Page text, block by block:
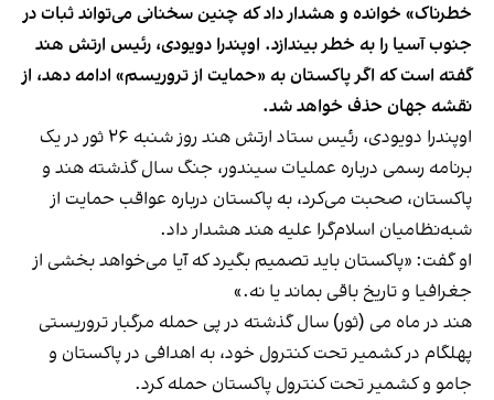
خطرناک» خوانده و هشدار داد که چنین سخنانی می‌تواند ثبات در
جنوب آسیا را به خطر بیندازد. اوپندرا دویودی، رئیس ارتش هند
گفته است که اگر پاکستان به «حمایت از تروریسم» ادامه دهد، از
نقشه جهان حذف خواهد شد.
اوپندرا دویودی، رئیس ستاد ارتش هند روز شنبه ۲۶ ثور در یک
برنامه رسمی درباره عملیات سیندور، جنگ سال گذشته هند و
پاکستان، صحبت می‌کرد، به پاکستان درباره عواقب حمایت از
شبه‌نظامیان اسلام‌گرا علیه هند هشدار داد.
او گفت: «پاکستان باید تصمیم بگیرد که آیا می‌خواهد بخشی از
جغرافیا و تاریخ باقی بماند یا نه.»
هند در ماه می (ثور) سال گذشته در پی حمله مرگبار تروریستی
پهلگام در کشمیر تحت کنترول خود، به اهدافی در پاکستان و
جامو و کشمیر تحت کنترول پاکستان حمله کرد.